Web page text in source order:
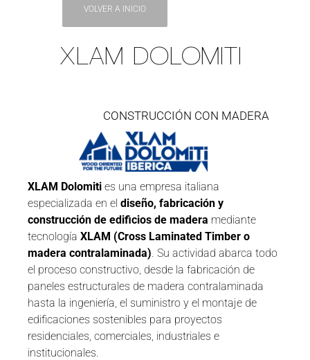
VOLVER A INICIO
XLAM DOLOMITI
CONSTRUCCIÓN CON MADERA
XLAM Dolomiti es una empresa italiana
especializada en el diseño, fabricación y
construcción de edificios de madera mediante
tecnología XLAM (Cross Laminated Timber o
madera contralaminada) . Su actividad abarca todo
el proceso constructivo, desde la fabricación de
paneles estructurales de madera contralaminada
hasta la ingeniería, el suministro y el montaje de
edificaciones sostenibles para proyectos
residenciales, comerciales, industriales e
institucionales.